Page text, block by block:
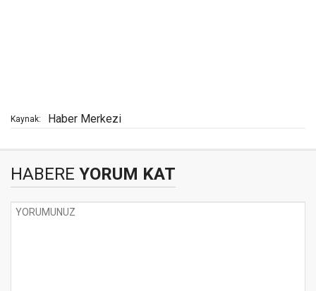
Kaynak: Haber Merkezi
HABERE YORUM KAT